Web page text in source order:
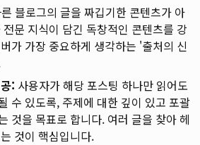
블로그의 글을 짜깁기한 콘텐츠가 아
문 지식이 담긴 독창적인 콘텐츠를 강
가 가장 중요하게 생각하는 '출처의 신
: 사용자가 해당 포스팅 하나만 읽어도
수 있도록, 주제에 대한 깊이 있고 포괄
것을 목표로 합니다. 여러 글을 찾아 헤
것이 핵심입니다.